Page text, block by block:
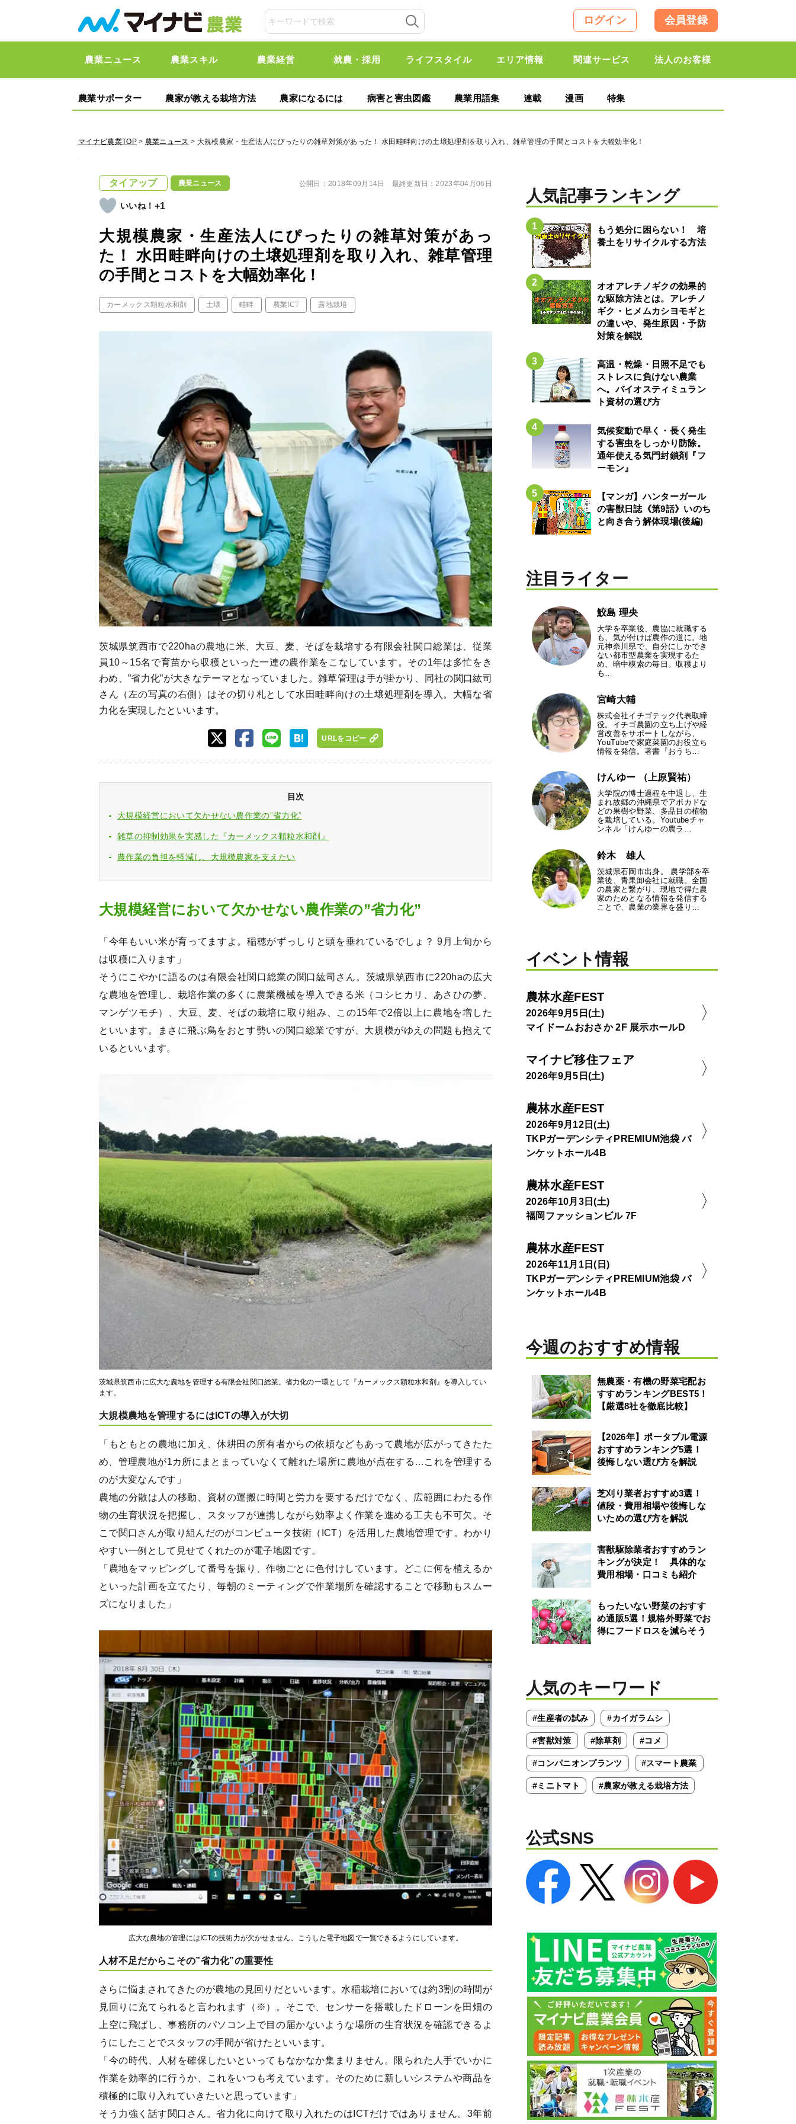
ログイン 会員登録
農業ニュース 農業スキル 農業経営 就農・採用 ライフスタイル エリア情報 関連サービス 法人のお客様
農業サポーター 農家が教える栽培方法 農家になるには 病害と害虫図鑑 農業用語集 連載 漫画 特集
マイナビ農業TOP> 農業ニュース > 大規模農家・生産法人にぴったりの雑草対策があった！ 水田畦畔向けの土壌処理剤を取り入れ、雑草管理の手間とコストを大幅効率化！
タイアップ 農業ニュース
+1
大規模農家・生産法人にぴったりの雑草対策があっ
た！ 水田畦畔向けの土壌処理剤を取り入れ、雑草管理
の手間とコストを大幅効率化！
カーメックス顆粒水和剤 土壌 畦畔 農業ICT 露地栽培
公開日：2018年09月14日 最終更新日：2023年04月06日
茨城県筑西市で220haの農地に米、大豆、麦、そばを栽培する有限会社関口総業は、従業
員10～15名で育苗から収穫といった一連の農作業をこなしています。その1年は多忙をき
わめ、”省力化”が大きなテーマとなっていました。雑草管理は手が掛かり、同社の関口紘司
さん（左の写真の右側）はその切り札として水田畦畔向けの土壌処理剤を導入。大幅な省
力化を実現したといいます。
URLをコピー
目次
大規模経営において欠かせない農作業の”省力化”
雑草の抑制効果を実感した『カーメックス顆粒水和剤』
農作業の負担を軽減し、大規模農家を支えたい
大規模経営において欠かせない農作業の”省力化”
「今年もいい米が育ってますよ。稲穂がずっしりと頭を垂れているでしょ？ 9月上旬から
は収穫に入ります」
そうにこやかに語るのは有限会社関口総業の関口紘司さん。茨城県筑西市に220haの広大
な農地を管理し、栽培作業の多くに農業機械を導入できる米（コシヒカリ、あさひの夢、
マンゲツモチ）、大豆、麦、そばの栽培に取り組み、この15年で2倍以上に農地を増した
といいます。まさに飛ぶ鳥をおとす勢いの関口総業ですが、大規模がゆえの問題も抱えて
いるといいます。
茨城県筑西市に広大な農地を管理する有限会社関口総業。省力化の一環として『カーメックス顆粒水和剤』を導入してい
ます。
大規模農地を管理するにはICTの導入が大切
「もともとの農地に加え、休耕田の所有者からの依頼などもあって農地が広がってきたた
め、管理農地が1カ所にまとまっていなくて離れた場所に農地が点在する…これを管理する
のが大変なんです」
農地の分散は人の移動、資材の運搬に時間と労力を要するだけでなく、広範囲にわたる作
物の生育状況を把握し、スタッフが連携しながら効率よく作業を進める工夫も不可欠。そ
こで関口さんが取り組んだのがコンピュータ技術（ICT）を活用した農地管理です。わかり
やすい一例として見せてくれたのが電子地図です。
「農地をマッピングして番号を振り、作物ごとに色付けしています。どこに何を植えるか
といった計画を立てたり、毎朝のミーティングで作業場所を確認することで移動もスムー
ズになりました」
広大な農地の管理にはICTの技術力が欠かせません。こうした電子地図で一覧できるようにしています。
人材不足だからこその”省力化”の重要性
さらに悩まされてきたのが農地の見回りだといいます。水稲栽培においては約3割の時間が
見回りに充てられると言われます（※）。そこで、センサーを搭載したドローンを田畑の
上空に飛ばし、事務所のパソコン上で目の届かないような場所の生育状況を確認できるよ
うにしたことでスタッフの手間が省けたといいます。
「今の時代、人材を確保したいといってもなかなか集まりません。限られた人手でいかに
作業を効率的に行うか、これをいつも考えています。そのために新しいシステムや商品を
積極的に取り入れていきたいと思っています」
そう力強く話す関口さん。省力化に向けて取り入れたのはICTだけではありません。3年前
人気記事ランキング
もう処分に困らない！ 培
養土をリサイクルする方法
オオアレチノギクの効果的
な駆除方法とは。アレチノ
ギク・ヒメムカシヨモギと
の違いや、発生原因・予防
対策を解説
高温・乾燥・日照不足でも
ストレスに負けない農業
へ。バイオスティミュラン
ト資材の選び方
気候変動で早く・長く発生
する害虫をしっかり防除。
通年使える気門封鎖剤『フ
ーモン』
【マンガ】ハンターガール
の害獣日誌《第9話》いのち
と向き合う解体現場(後編)
注目ライター
鮫島 理央
大学を卒業後、農協に就職する
も、気が付けば農作の道に。地
元神奈川県で、自分にしかでき
ない都市型農業を実現するた
め、暗中模索の毎日。収穫より
も…
宮崎大輔
株式会社イチゴテック代表取締
役。イチゴ農園の立ち上げや経
営改善をサポートしながら、
YouTubeで家庭菜園のお役立ち
情報を発信。著書『おうち…
けんゆー （上原賢祐）
大学院の博士過程を中退し、生
まれ故郷の沖縄県でアボカドな
どの果樹や野菜、多品目の植物
を栽培している。Youtubeチャ
ンネル「けんゆーの農ラ…
鈴木 雄人
茨城県石岡市出身。 農学部を卒
業後、青果卸会社に就職。全国
の農家と繋がり、現地で得た農
家のためとなる情報を発信する
ことで、農業の業界を盛り…
イベント情報
農林水産FEST
2026年9月5日(土)
マイドームおおさか 2F 展示ホールD
マイナビ移住フェア
2026年9月5日(土)
農林水産FEST
2026年9月12日(土)
TKPガーデンシティPREMIUM池袋 バ
ンケットホール4B
農林水産FEST
2026年10月3日(土)
福岡ファッションビル 7F
農林水産FEST
2026年11月1日(日)
TKPガーデンシティPREMIUM池袋 バ
ンケットホール4B
今週のおすすめ情報
無農薬・有機の野菜宅配お
すすめランキングBEST5！
【厳選8社を徹底比較】
【2026年】ポータブル電源
おすすめランキング5選！
後悔しない選び方を解説
芝刈り業者おすすめ3選！
値段・費用相場や後悔しな
いための選び方を解説
害獣駆除業者おすすめラン
キングが決定！ 具体的な
費用相場・口コミも紹介
もったいない野菜のおすす
め通販5選！規格外野菜でお
得にフードロスを減らそう
人気のキーワード
#生産者の試み #カイガラムシ
#害獣対策 #除草剤 #コメ
#コンパニオンプランツ #スマート農業
#ミニトマト #農家が教える栽培方法
公式SNS